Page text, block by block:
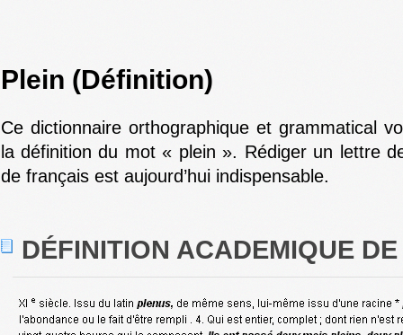
Plein (Définition)
Ce dictionnaire orthographique et grammatical
la définition du mot « plein ». Rédiger un lettre
de français est aujourd’hui indispensable.
DÉFINITION ACADEMIQUE